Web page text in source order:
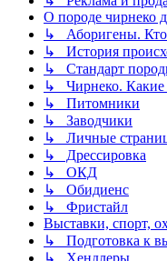
О породе чирнеко
↳ Аборигены. Кто
↳ История
↳ Стандарт
↳ Чирнеко. Какие
↳ Питомники
↳ Заводчики
↳ Личные
↳ Дрессировка
↳ ОКД
↳ Обидиенс
↳ Фристайл
Выставки, спорт,
↳ Подготовка к